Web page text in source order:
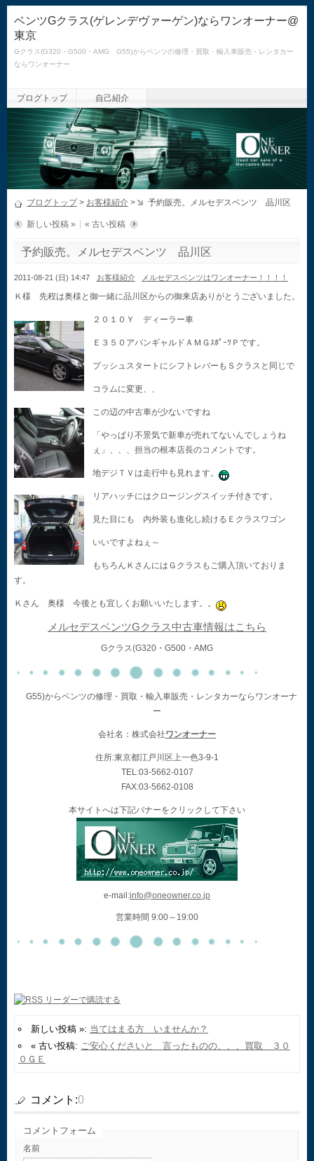
ベンツGクラス(ゲレンデヴァーゲン)ならワンオーナー@
東京
Gクラス(G320・G500・AMG G55)からベンツの修理・買取・輸入車販売・レンタカー
ならワンオーナー
ブログトップ 自己紹介
ブログトップ> お客様紹介 > 予約販売。メルセデスベンツ 品川区
新しい投稿 » « 古い投稿
予約販売。メルセデスベンツ 品川区
2011-08-21 (日) 14:47 お客様紹介 メルセデスベンツはワンオーナー！！！！
Ｋ様 先程は奥様と御一緒に品川区からの御来店ありがとうございました。
２０１０Ｙ ディーラー車
Ｅ３５０アバンギャルドＡＭＧｽﾎﾟｰﾂＰです。
プッシュスタートにシフトレバーもＳクラスと同じで
コラムに変更、、
この辺の中古車が少ないですね
「やっぱり不景気で新車が売れてないんでしょうね
ぇ」、、、担当の根本店長のコメントです。
地デジＴＶは走行中も見れます。
リアハッチにはクロージングスイッチ付きです。
見た目にも 内外装も進化し続けるＥクラスワゴン
いいですよねぇ～
もちろんＫさんにはＧクラスもご購入頂いておりま
す。
Ｋさん 奥様 今後とも宜しくお願いいたします。。
メルセデスベンツGクラス中古車情報はこちら
Gクラス(G320・G500・AMG
G55)からベンツの修理・買取・輸入車販売・レンタカーならワンオーナ
ー
会社名：株式会社ワンオーナー
住所:東京都江戸川区上一色3-9-1
TEL:03-5662-0107
FAX:03-5662-0108
本サイトへは下記バナーをクリックして下さい
e-mail:info@oneowner.co.jp
営業時間 9:00～19:00
新しい投稿 »: 当てはまる方 いませんか？
« 古い投稿: ご安心くださいと 言ったものの、、、買取 ３０
０ＧＥ
コメント:0
コメントフォーム
名前